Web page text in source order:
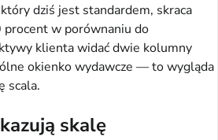
dziś jest standardem, skraca
procent w porównaniu do
klienta widać dwie kolumny
okienko wydawcze — to wygląda
scala.
skalę